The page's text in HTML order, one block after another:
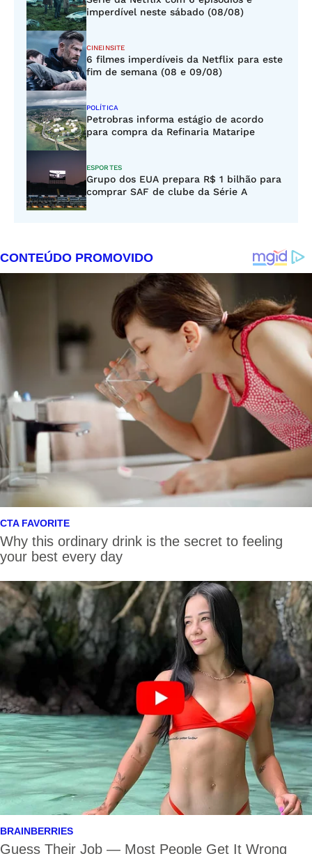
imperdível neste sábado (08/08)
CINEINSITE
6 filmes imperdíveis da Netflix para este
fim de semana (08 e 09/08)
POLÍTICA
Petrobras informa estágio de acordo
para compra da Refinaria Mataripe
ESPORTES
Grupo dos EUA prepara R$ 1 bilhão para
comprar SAF de clube da Série A